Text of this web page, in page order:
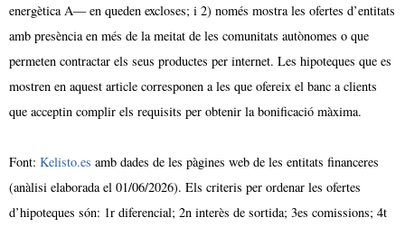
energètica A— en queden excloses; i 2) només mostra les ofertes d’entitats
amb presència en més de la meitat de les comunitats autònomes o que
permeten contractar els seus productes per internet. Les hipoteques que es
mostren en aquest article corresponen a les que ofereix el banc a clients
que acceptin complir els requisits per obtenir la bonificació màxima.
Font: Kelisto.es amb dades de les pàgines web de les entitats financeres
(anàlisi elaborada el 01/06/2026). Els criteris per ordenar les ofertes
d’hipoteques són: 1r diferencial; 2n interès de sortida; 3es comissions; 4t